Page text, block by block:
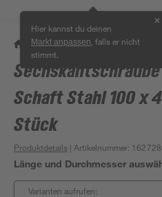
Hier kannst du deinen
Markt anpassen , falls er nicht
stimmt.
✕
/ Werkstatt & Maschinen /
Schaft Stahl 100 x
Stück
Produktdetails | Artikelnummer:
Länge und Durchmesser
Varianten aufrufen: